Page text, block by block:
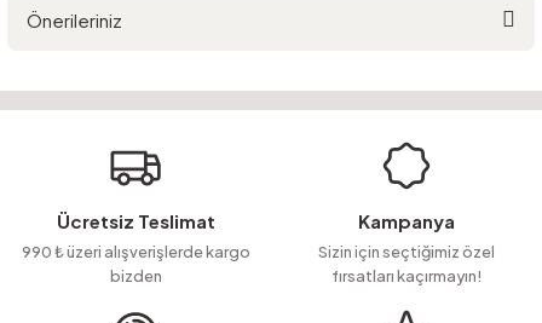
Soru Sor
Önerileriniz
Görüş ve önerileriniz için teşekkür ederiz.
Ürün resmi kalitesiz, bozuk veya görüntülenemiyor.
Ürün açıklamasında eksik bilgiler bulunuyor.
Ürün bilgilerinde hatalar bulunuyor.
Ürün fiyatı diğer sitelerden daha pahalı.
Ücretsiz Teslimat
990 ₺ üzeri alışverişlerde kargo
bizden
Kampanya
Sizin için seçtiğimiz özel
fırsatları kaçırmayın!